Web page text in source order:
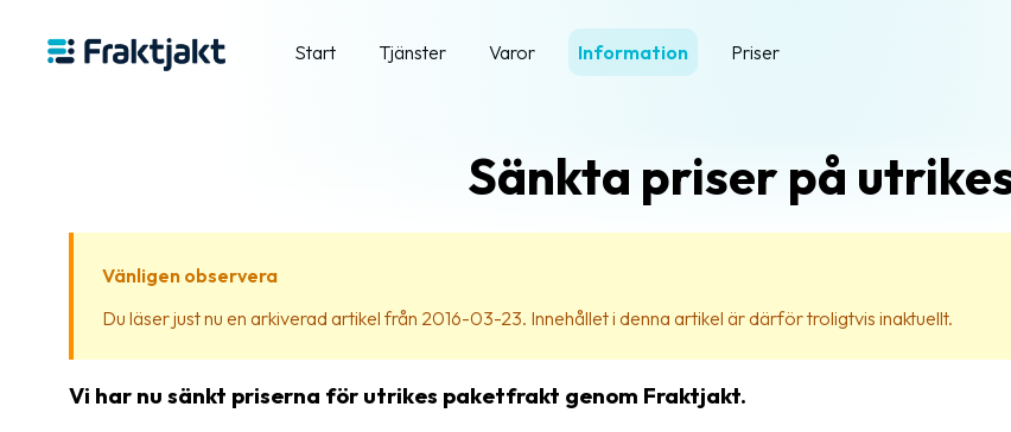
Start Tjänster Varor Information Priser
Sänkta priser på
Vänligen observera
Du läser just nu en arkiverad artikel från 2016-03-23. Innehållet i denna artikel är därför troligtvis inaktuellt.
Vi har nu sänkt priserna för utrikes paketfrakt genom Fraktjakt.